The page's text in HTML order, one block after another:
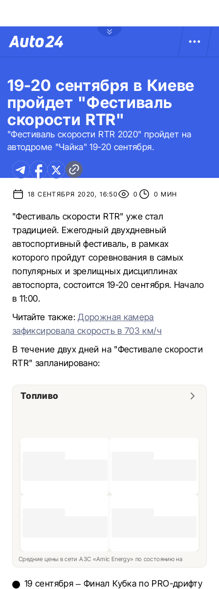
19-20 сентября в Киеве
пройдет "Фестиваль
скорости RTR"
"Фестиваль скорости RTR 2020" пройдет на
автодроме "Чайка" 19-20 сентября.
18 СЕНТЯБРЯ 2020, 16:50 0 0 МИН
"Фестиваль скорости RTR" уже стал
традицией. Ежегодный двухдневный
автоспортивный фестиваль, в рамках
которого пройдут соревнования в самых
популярных и зрелищных дисциплинах
автоспорта, состоится 19-20 сентября. Начало
в 11:00.
Читайте также:Дорожная камера
зафиксировала скорость в 703 км/ч
В течение двух дней на "Фестивале скорости
RTR" запланировано:
Топливо
Средние цены в сети АЗС «Amic Energy» по состоянию на
19 сентября – Финал Кубка по PRO-дрифту